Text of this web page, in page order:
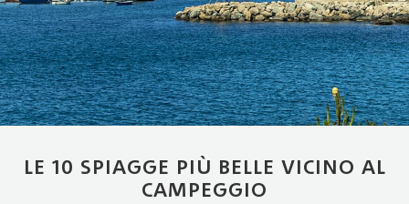
LE 10 SPIAGGE PIÙ BELLE VICINO AL
CAMPEGGIO